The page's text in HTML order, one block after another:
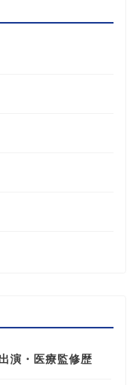
演・医療監修歴